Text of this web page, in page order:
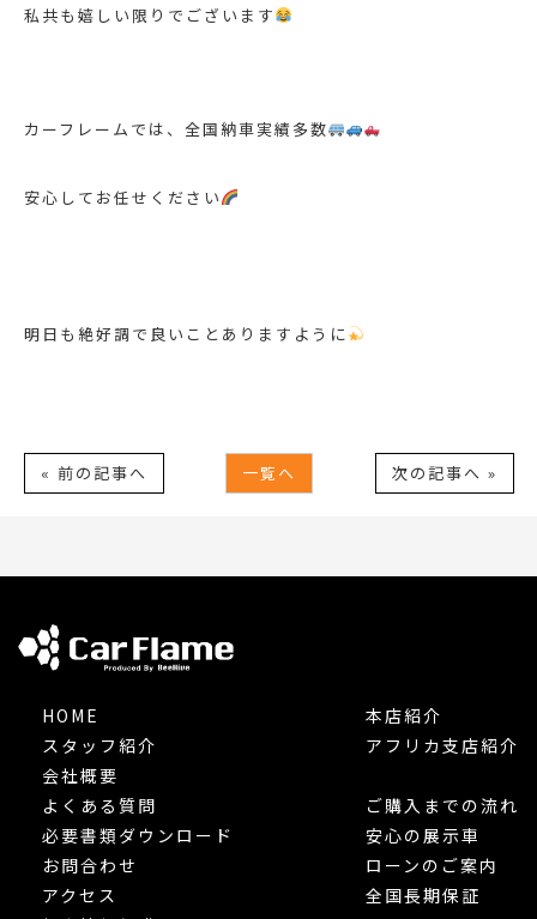
私共も嬉しい限りでございます
カーフレームでは、全国納車実績多数
安心してお任せください
明日も絶好調で良いことありますように
« 前の記事へ 一覧へ 次の記事へ »
HOME
スタッフ紹介
会社概要
本店紹介
アフリカ支店紹介
よくある質問
必要書類ダウンロード
お問合わせ
アクセス
ご購入までの流れ
安心の展示車
ローンのご案内
全国長期保証